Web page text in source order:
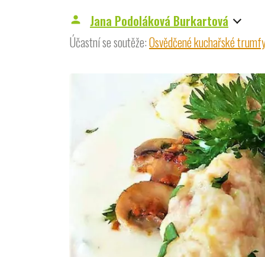
person
Jana Podoláková Burkartová
Účastní se soutěže:Osvědčené kuchařské